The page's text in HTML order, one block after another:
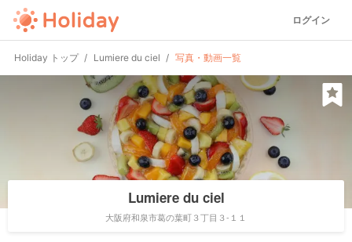
ログイン
Holiday トップ Lumiere du ciel 写真・動画一覧
Lumiere du ciel
大阪府和泉市葛の葉町３丁目３-１１